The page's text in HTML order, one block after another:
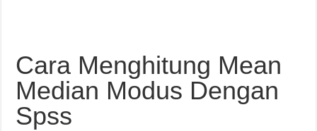
Cara Menghitung Mean
Median Modus Dengan
Spss